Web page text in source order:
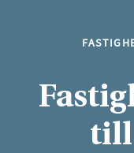
till